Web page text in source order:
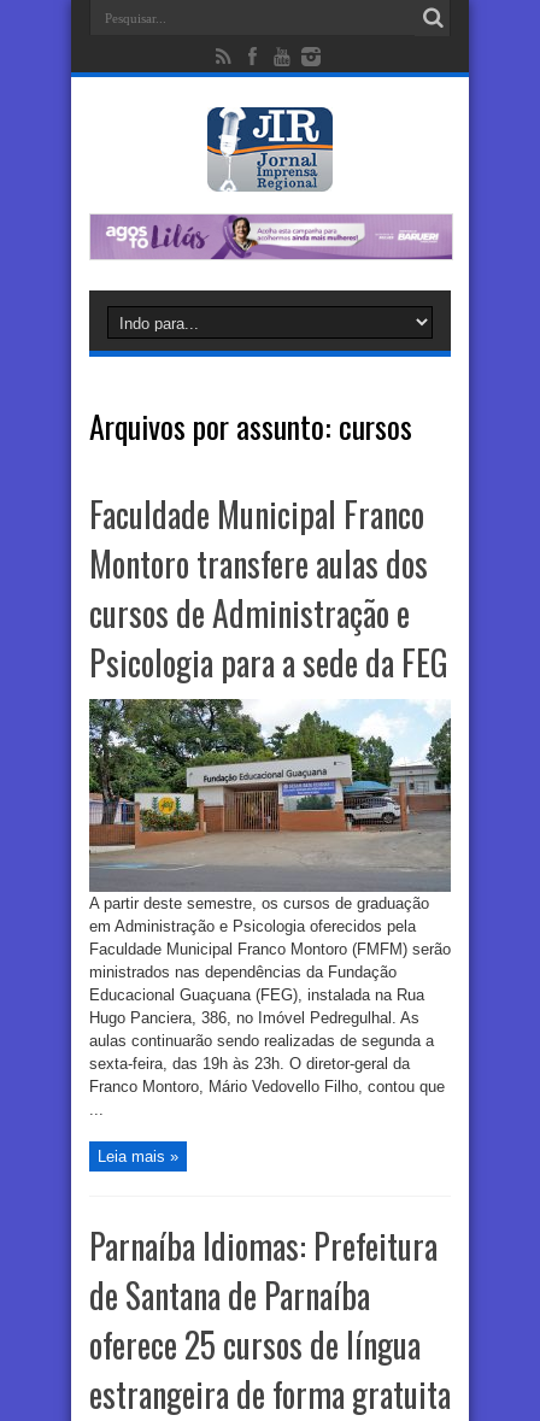
Arquivos por assunto: cursos
Faculdade Municipal Franco
Montoro transfere aulas dos
cursos de Administração e
Psicologia para a sede da FEG
A partir deste semestre, os cursos de graduação
em Administração e Psicologia oferecidos pela
Faculdade Municipal Franco Montoro (FMFM) serão
ministrados nas dependências da Fundação
Educacional Guaçuana (FEG), instalada na Rua
Hugo Panciera, 386, no Imóvel Pedregulhal. As
aulas continuarão sendo realizadas de segunda a
sexta-feira, das 19h às 23h. O diretor-geral da
Franco Montoro, Mário Vedovello Filho, contou que
...
Leia mais »
Parnaíba Idiomas: Prefeitura
de Santana de Parnaíba
oferece 25 cursos de língua
estrangeira de forma gratuita